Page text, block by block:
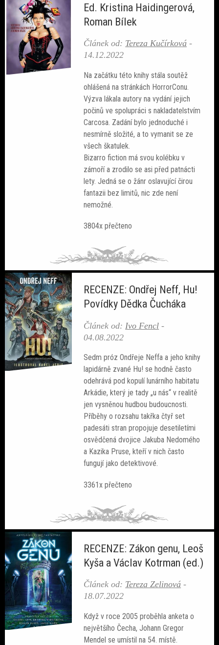
Ed. Kristina Haidingerová,
Roman Bílek
Článek od: Tereza Kučírková -
14.12.2022
Na začátku této knihy stála soutěž
ohlášená na stránkách HorrorConu.
Výzva lákala autory na vydání jejich
počinů ve spolupráci s nakladatelstvím
Carcosa. Zadání bylo jednoduché i
nesmírně složité, a to vymanit se ze
všech škatulek.
Bizarro fiction má svou kolébku v
zámoří a zrodilo se asi před patnácti
lety. Jedná se o žánr oslavující čirou
fantazii bez limitů, nic zde není
nemožné.
3804x přečteno
RECENZE: Ondřej Neff, Hu!
Povídky Dědka Čucháka
Článek od: Ivo Fencl -
04.08.2022
Sedm próz Ondřeje Neffa a jeho knihy
lapidárně zvané Hu! se hodně často
odehrává pod kopulí lunárního habitatu
Arkádie, který je tady „u nás“ v realitě
jen vysněnou hudbou budoucnosti.
Příběhy o rozsahu takřka čtyř set
padesáti stran propojuje desetiletími
osvědčená dvojice Jakuba Nedomého
a Kazika Pruse, kteří v nich často
fungují jako detektivové.
3361x přečteno
RECENZE: Zákon genu, Leoš
Kyša a Václav Kotrman (ed.)
Článek od: Tereza Zelinová -
18.07.2022
Když v roce 2005 proběhla anketa o
největšího Čecha, Johann Gregor
Mendel se umístil na 54. místě.